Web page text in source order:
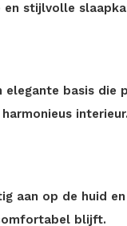
stijlvolle
basis die
interieur.
aan op de huid
blijft.